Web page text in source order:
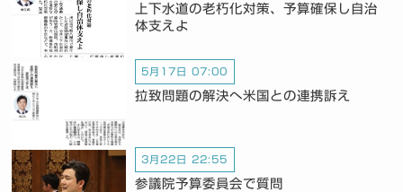
上下水道の老朽化対策、予算確保し自治
体支えよ
5月17日 07:00
拉致問題の解決へ米国との連携訴え
3月22日 22:55
参議院予算委員会で質問